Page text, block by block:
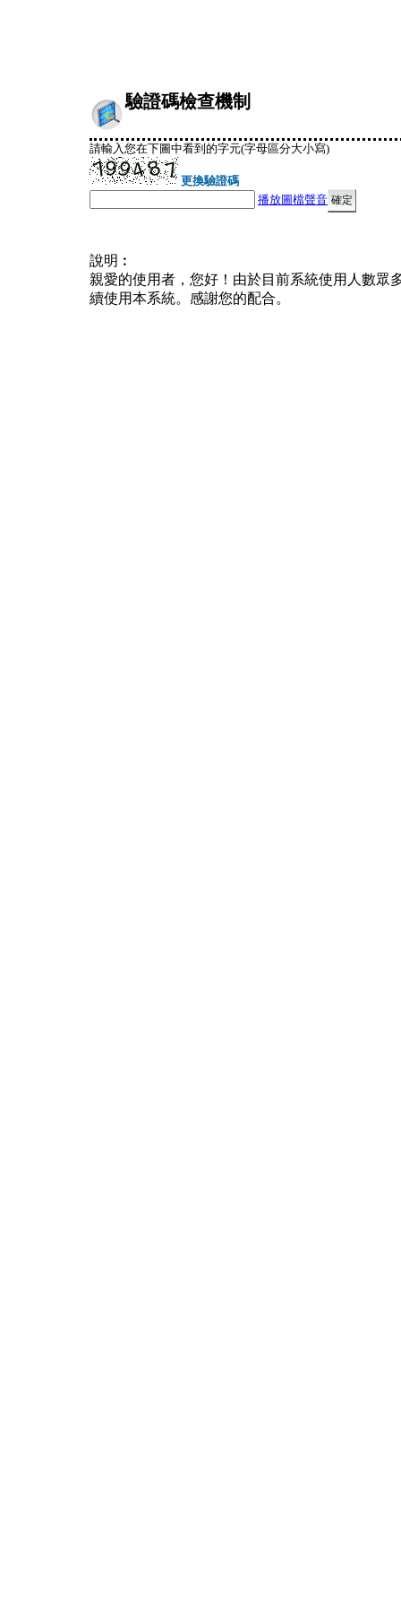
驗證碼檢查機制
請輸入您在下圖中看到的字元(字母區分大小寫)
更換驗證碼
播放圖檔聲音
說明︰
親愛的使用者，您好！由於目前系統使用人數眾
續使用本系統。感謝您的配合。